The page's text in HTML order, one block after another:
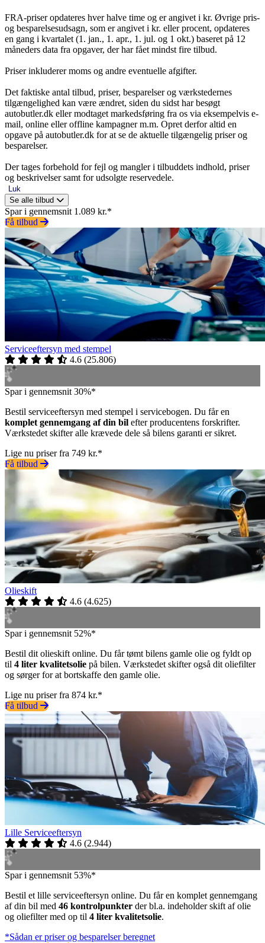
FRA-priser opdateres hver halve time og er angivet i kr. Øvrige pris-
og besparelsesudsagn, som er angivet i kr. eller procent, opdateres
en gang i kvartalet (1. jan., 1. apr., 1. jul. og 1 okt.) baseret på 12
måneders data fra opgaver, der har fået mindst fire tilbud.
Priser inkluderer moms og andre eventuelle afgifter.
Det faktiske antal tilbud, priser, besparelser og værkstedernes
tilgængelighed kan være ændret, siden du sidst har besøgt
autobutler.dk eller modtaget markedsføring fra os via eksempelvis e-
mail, online eller offline kampagner m.m. Opret derfor altid en
opgave på autobutler.dk for at se de aktuelle tilgængelig priser og
besparelser.
Der tages forbehold for fejl og mangler i tilbuddets indhold, priser
og beskrivelser samt for udsolgte reservedele.
Luk
Se alle tilbud
Spar i gennemsnit 1.089 kr.*
Få tilbud
Serviceeftersyn med stempel
4.6 (25.806)
Spar i gennemsnit 30%*
Bestil serviceeftersyn med stempel i servicebogen. Du får en
komplet gennemgang af din bil efter producentens forskrifter.
Værkstedet skifter alle krævede dele så bilens garanti er sikret.
Lige nu priser fra 749 kr.*
Få tilbud
Olieskift
4.6 (4.625)
Spar i gennemsnit 52%*
Bestil dit olieskift online. Du får tømt bilens gamle olie og fyldt op
til 4 liter kvalitetsolie på bilen. Værkstedet skifter også dit oliefilter
og sørger for at bortskaffe den gamle olie.
Lige nu priser fra 874 kr.*
Få tilbud
Lille Serviceeftersyn
4.6 (2.944)
Spar i gennemsnit 53%*
Bestil et lille serviceeftersyn online. Du får en komplet gennemgang
af din bil med 46 kontrolpunkter der bl.a. indeholder skift af olie
og oliefilter med op til 4 liter kvalitetsolie.
*Sådan er priser og besparelser beregnet